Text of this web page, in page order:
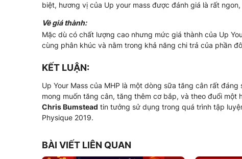
biệt, hương vị của Up your mass được đánh giá là rất
Về giá thành:
Mặc dù có chất lượng cao nhưng mức giá thành của Up
cùng phân khúc và nằm trong khả năng chi trả của phần
KẾT LUẬN:
Up Your Mass của MHP là một dòng sữa tăng cân rất
mong muốn tăng cân, tăng thêm cơ bắp, và theo đuổi
Chris Bumstead tin tưởng sử dụng trong quá trình tập
Physique 2019.
BÀI VIẾT LIÊN QUAN